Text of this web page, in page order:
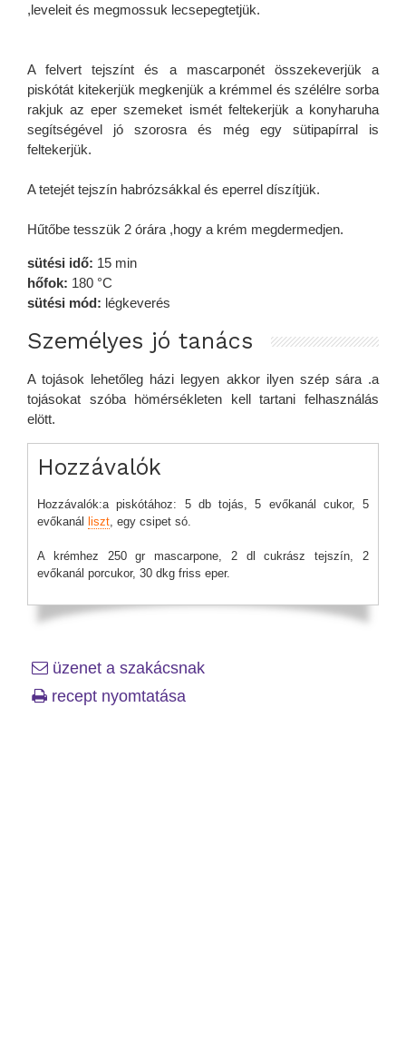
,leveleit és megmossuk lecsepegtetjük.
A felvert tejszínt és a mascarponét összekeverjük a
piskótát kitekerjük megkenjük a krémmel és szélélre sorba
rakjuk az eper szemeket ismét feltekerjük a konyharuha
segítségével jó szorosra és még egy sütipapírral is
feltekerjük.
A tetejét tejszín habrózsákkal és eperrel díszítjük.
Hűtőbe tesszük 2 órára ,hogy a krém megdermedjen.
sütési idő: 15 min
hőfok: 180 °C
sütési mód: légkeverés
Személyes jó tanács
A tojások lehetőleg házi legyen akkor ilyen szép sára .a
tojásokat szóba hömérsékleten kell tartani felhasználás
elött.
Hozzávalók
Hozzávalók:a piskótához: 5 db tojás, 5 evőkanál cukor, 5
evőkanál liszt , egy csipet só.
A krémhez 250 gr mascarpone, 2 dl cukrász tejszín, 2
evőkanál porcukor, 30 dkg friss eper.
üzenet a szakácsnak
recept nyomtatása